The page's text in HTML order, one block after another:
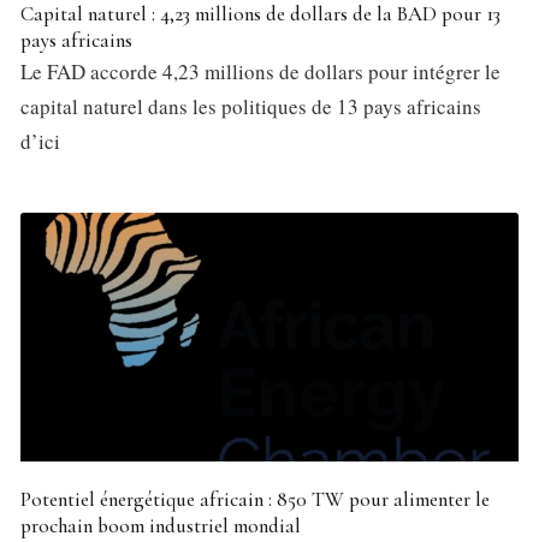
Capital naturel : 4,23 millions de dollars de la BAD pour 13
pays africains
Le FAD accorde 4,23 millions de dollars pour intégrer le
capital naturel dans les politiques de 13 pays africains
d’ici
Potentiel énergétique africain : 850 TW pour alimenter le
prochain boom industriel mondial